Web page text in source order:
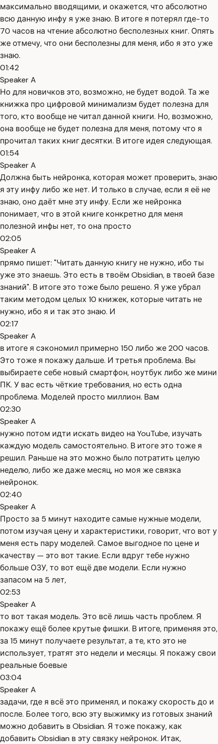
максимально вводящими, и окажется, что абсолютно
всю данную инфу я уже знаю. В итоге я потерял где-то
70 часов на чтение абсолютно бесполезных книг. Опять
же отмечу, что они бесполезны для меня, ибо я это уже
знаю.
01:42
Speaker A
Но для новичков это, возможно, не будет водой. Та же
книжка про цифровой минимализм будет полезна для
того, кто вообще не читал данной книги. Но, возможно,
она вообще не будет полезна для меня, потому что я
прочитал таких книг десятки. В итоге идея следующая.
01:54
Speaker A
Должна быть нейронка, которая может проверить, знаю
я эту инфу либо же нет. И только в случае, если я её не
знаю, оно даёт мне эту инфу. Если же нейронка
понимает, что в этой книге конкретно для меня
полезной инфы нет, то она просто
02:05
Speaker A
прямо пишет: "Читать данную книгу не нужно, ибо ты
уже это знаешь. Это есть в твоём Obsidian, в твоей базе
знаний". В итоге это тоже было решено. Я уже убрал
таким методом целых 10 книжек, которые читать не
нужно, ибо я и так это знаю. И
02:17
Speaker A
в итоге я сэкономил примерно 150 либо же 200 часов.
Это тоже я покажу дальше. И третья проблема. Вы
выбираете себе новый смартфон, ноутбук либо же мини
ПК. У вас есть чёткие требования, но есть одна
проблема. Моделей просто миллион. Вам
02:30
Speaker A
нужно потом идти искать видео на YouTube, изучать
каждую модель самостоятельно. В итоге это тоже я
решил. Раньше на это можно было потратить целую
неделю, либо же даже месяц, но моя же связка
нейронок.
02:40
Speaker A
Просто за 5 минут находите самые нужные модели,
потом изучая цену и характеристики, говорит, что вот у
меня есть пару моделей. Самое выгодное по цене и
качеству — это вот такие. Если вдруг тебе нужно
больше ОЗУ, то вот ещё две модели. Если нужно
запасом на 5 лет,
02:53
Speaker A
то вот такая модель. Это всё лишь часть проблем. Я
покажу ещё более крутые фишки. В итоге, применяя это,
за 15 минут получаете результат, а те, кто это не
использует, тратят это недели и месяцы. Я покажу свои
реальные боевые
03:04
Speaker A
задачи, где я всё это применял, и покажу скорость до и
после. Более того, всю эту выжимку из готовых знаний
можно добавить в Obsidian. Я тоже покажу, как
добавить Obsidian в эту связку нейронок. Итак,